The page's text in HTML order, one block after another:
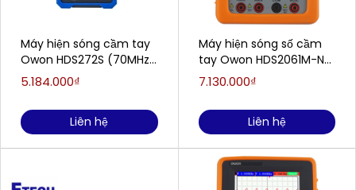
Máy hiện sóng cầm tay
Owon HDS272S (70MHz,
250 MS/s, 3 kênh)
5.184.000₫
Liên hệ
Máy hiện sóng số cầm
tay Owon HDS2061M-N
(60MHz, 1 kênh)
7.130.000₫
Liên hệ